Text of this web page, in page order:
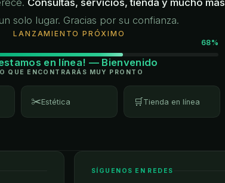
Consultas, servicios, tienda y mucho más
solo lugar. Gracias por su confianza.
LANZAMIENTO PRÓXIMO
68%
estamos en línea! — Bienvenido
QUE ENCONTRARÁS MUY PRONTO
✂️Estética 🛒Tienda en línea
SÍGUENOS EN REDES